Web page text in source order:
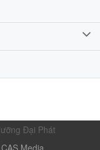
Đại Phát